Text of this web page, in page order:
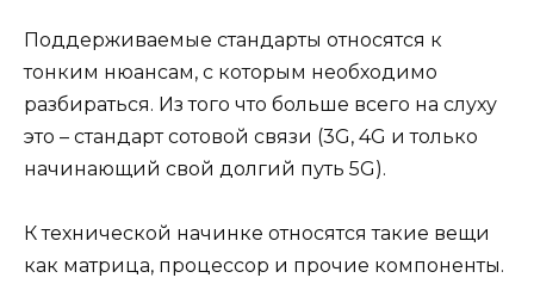
Поддерживаемые стандарты относятся к
тонким нюансам, с которым необходимо
разбираться. Из того что больше всего на слуху
это – стандарт сотовой связи (3G, 4G и только
начинающий свой долгий путь 5G).
К технической начинке относятся такие вещи
как матрица, процессор и прочие компоненты.